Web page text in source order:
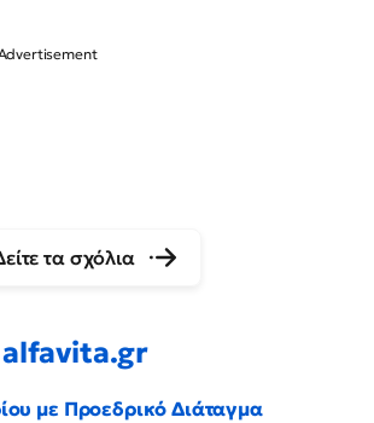
τα σχόλια
alfavita.gr
με Προεδρικό Διάταγμα